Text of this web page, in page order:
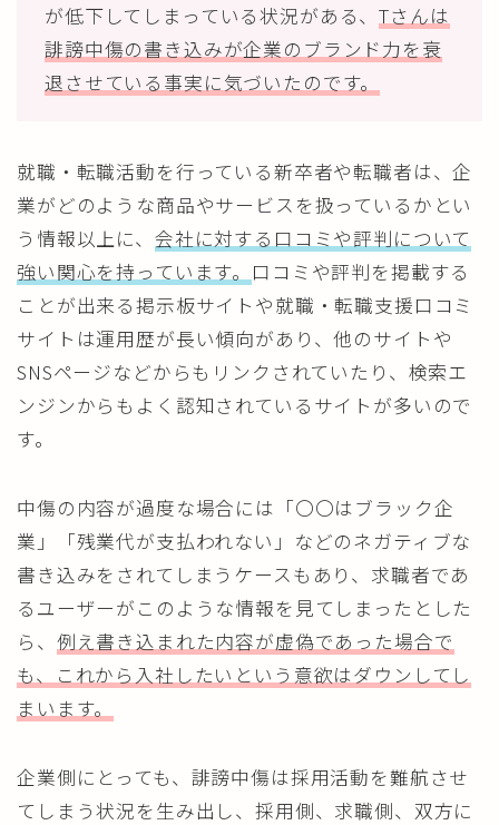
が低下してしまっている状況がある、Tさんは
誹謗中傷の書き込みが企業のブランド力を衰
退させている事実に気づいたのです。
就職・転職活動を行っている新卒者や転職者は、企
業がどのような商品やサービスを扱っているかとい
う情報以上に、 会社に対する口コミや評判について
強い関心を持っています。 口コミや評判を掲載する
ことが出来る掲示板サイトや就職・転職支援口コミ
サイトは運用歴が長い傾向があり、他のサイトや
SNSページなどからもリンクされていたり、検索エ
ンジンからもよく認知されているサイトが多いので
す。
中傷の内容が過度な場合には「〇〇はブラック企
業」「残業代が支払われない」などのネガティブな
書き込みをされてしまうケースもあり、求職者であ
るユーザーがこのような情報を見てしまったとした
ら、 例え書き込まれた内容が虚偽であった場合で
も、これから入社したいという意欲はダウンしてし
まいます。
企業側にとっても、誹謗中傷は採用活動を難航させ
てしまう状況を生み出し、採用側、求職側、双方に